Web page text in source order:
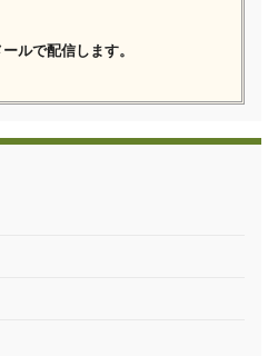
ルで配信します。